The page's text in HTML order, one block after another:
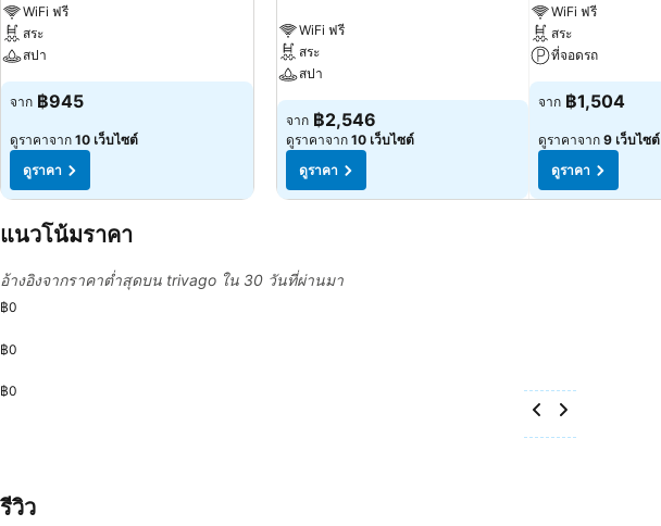
WiFi ฟรี
สระ
สปา
จาก ฿945
ดูราคาจาก 10 เว็บไซต์
ดูราคา
WiFi ฟรี
สระ
สปา
จาก ฿2,546
ดูราคาจาก 10 เว็บไซต์
ดูราคา
WiFi ฟรี
สระ
ที่จอดรถ
จาก ฿1,504
ดูราคาจาก 9 เว็บไซต์
ดูราคา
แนวโน้มราคา
อ้างอิงจากราคาต่ำสุดบน trivago ใน 30 วันที่ผ่านมา
฿0
฿0
฿0
รีวิว